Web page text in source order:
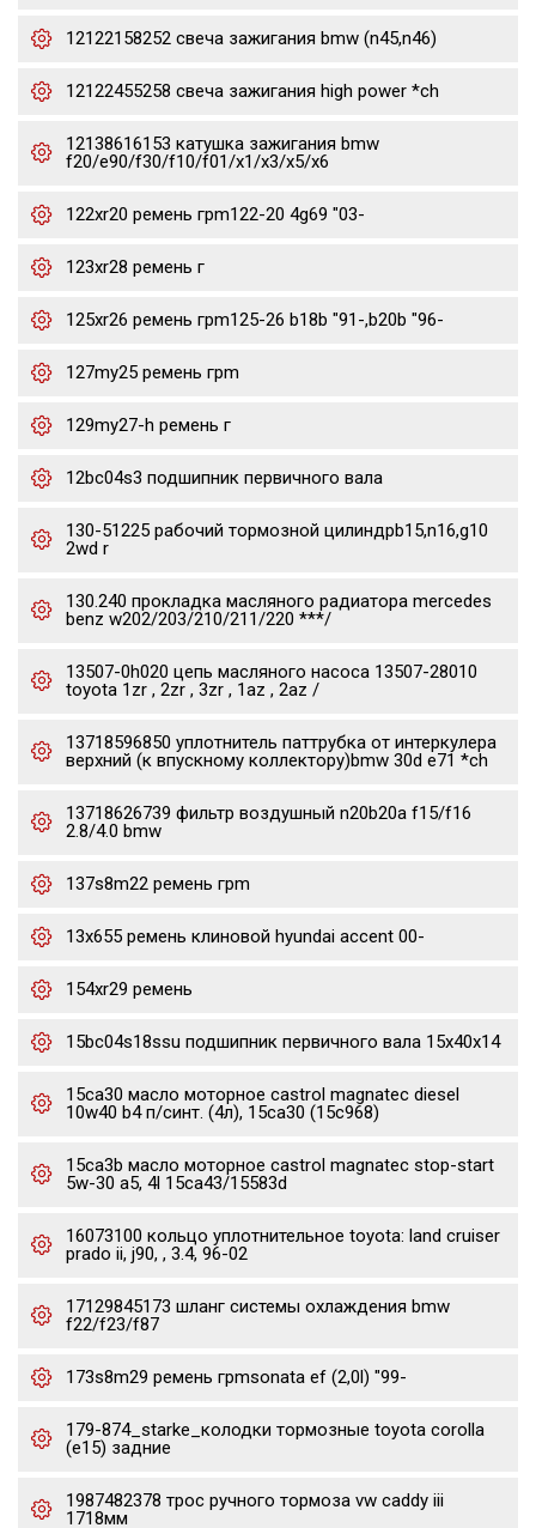
12122158252 свеча зажигания bmw (n45,n46)
12122455258 свеча зажигания high power *ch
12138616153 катушка зажигания bmw
f20/e90/f30/f10/f01/x1/x3/x5/x6
122xr20 ремень грm122-20 4g69 "03-
123xr28 ремень г
125xr26 ремень грm125-26 b18b "91-,b20b "96-
127my25 ремень грm
129my27-h ремень г
12bc04s3 подшипник первичного вала
130-51225 рабочий тормозной цилиндрb15,n16,g10
2wd r
130.240 прокладка масляного радиатора mercedes
benz w202/203/210/211/220 ***/
13507-0h020 цепь масляного насоса 13507-28010
toyota 1zr , 2zr , 3zr , 1az , 2az /
13718596850 уплотнитель паттрубка от интеркулера
верхний (к впускному коллектору)bmw 30d e71 *ch
13718626739 фильтр воздушный n20b20a f15/f16
2.8/4.0 bmw
137s8m22 ремень грm
13x655 ремень клиновой hyundai accent 00-
154xr29 ремень
15bc04s18ssu подшипник первичного вала 15x40x14
15ca30 масло моторное castrol magnatec diesel
10w40 b4 п/синт. (4л), 15ca30 (15c968)
15ca3b масло моторное castrol magnatec stop-start
5w-30 a5, 4l 15ca43/15583d
16073100 кольцо уплотнительное toyota: land cruiser
prado ii, j90, , 3.4, 96-02
17129845173 шланг системы охлаждения bmw
f22/f23/f87
173s8m29 ремень грmsonata ef (2,0l) "99-
179-874_starke_колодки тормозные toyota corolla
(e15) задние
1987482378 трос ручного тормоза vw caddy iii
1718мм